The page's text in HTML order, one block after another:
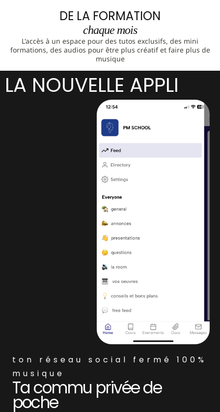
DE LA FORMATION
chaque mois
L'accès à un espace pour des tutos exclusifs, des mini
formations, des audios pour être plus créatif et faire plus de
musique
LA NOUVELLE APPLI
ton réseau social fermé 100%
musique
Ta commu privée de
poche